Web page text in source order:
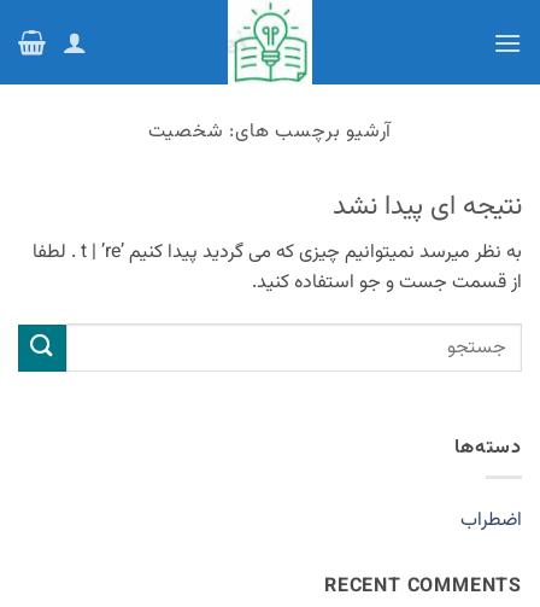
آرشیو برچسب های: شخصیت
نتیجه ای پیدا نشد
به نظر میرسد نمیتوانیم چیزی که می گردید پیدا کنیم ’t | ’re . لطفا
از قسمت جست و جو استفاده کنید.
دسته‌ها
اضطراب
RECENT COMMENTS